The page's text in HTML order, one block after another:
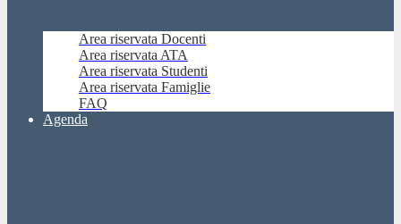
Area riservata Docenti
Area riservata ATA
Area riservata Studenti
Area riservata Famiglie
FAQ
Agenda